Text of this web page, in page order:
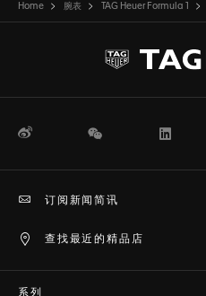
Home 腕表 TAG Heuer Formula 1
微博 WeChat
查找最近的精品店
订阅新闻简讯
系列